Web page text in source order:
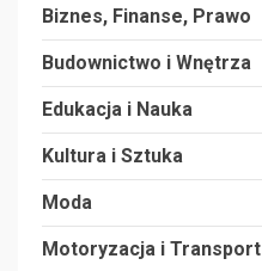
Biznes, Finanse, Prawo
Budownictwo i Wnętrza
Edukacja i Nauka
Kultura i Sztuka
Moda
Motoryzacja i Transport